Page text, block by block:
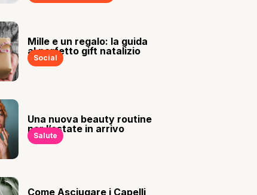
Mille e un regalo: la guida
al perfetto gift natalizio
Social
Una nuova beauty routine
per l’estate in arrivo
Salute
Come Asciugare i Capelli